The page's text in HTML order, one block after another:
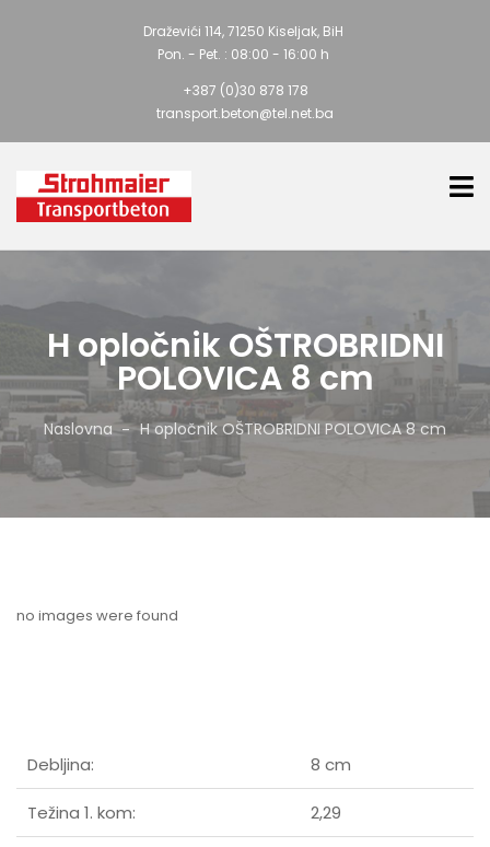
Draževići 114, 71250 Kiseljak, BiH
Pon. - Pet. : 08:00 - 16:00 h
+387 (0)30 878 178
transport.beton@tel.net.ba
H opločnik OŠTROBRIDNI
POLOVICA 8 cm
Naslovna H opločnik OŠTROBRIDNI POLOVICA 8 cm
no images were found
Debljina: 8 cm
Težina 1. kom: 2,29